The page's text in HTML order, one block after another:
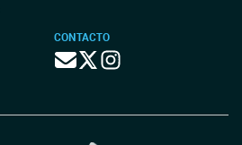
CONTACTO